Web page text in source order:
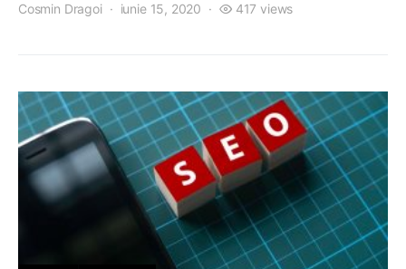
Cosmin Dragoi iunie 15, 2020 417 views